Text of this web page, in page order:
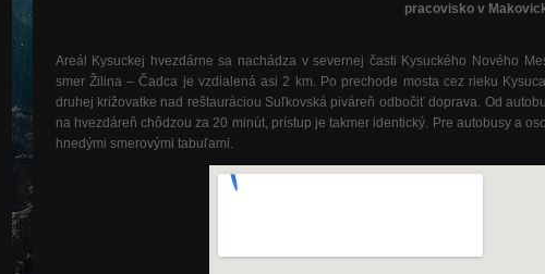
pracovisko v
Areál Kysuckej hvezdárne sa nachádza v severnej časti Kysuckého Nového
smer Žilina – Čadca je vzdialená asi 2 km. Po prechode mosta cez rieku
druhej križovatke nad reštauráciou Suľkovská piváreň odbočiť doprava. Od
na hvezdáreň chôdzou za 20 minút, prístup je takmer identický. Pre autobusy a
hnedými smerovými tabuľami.